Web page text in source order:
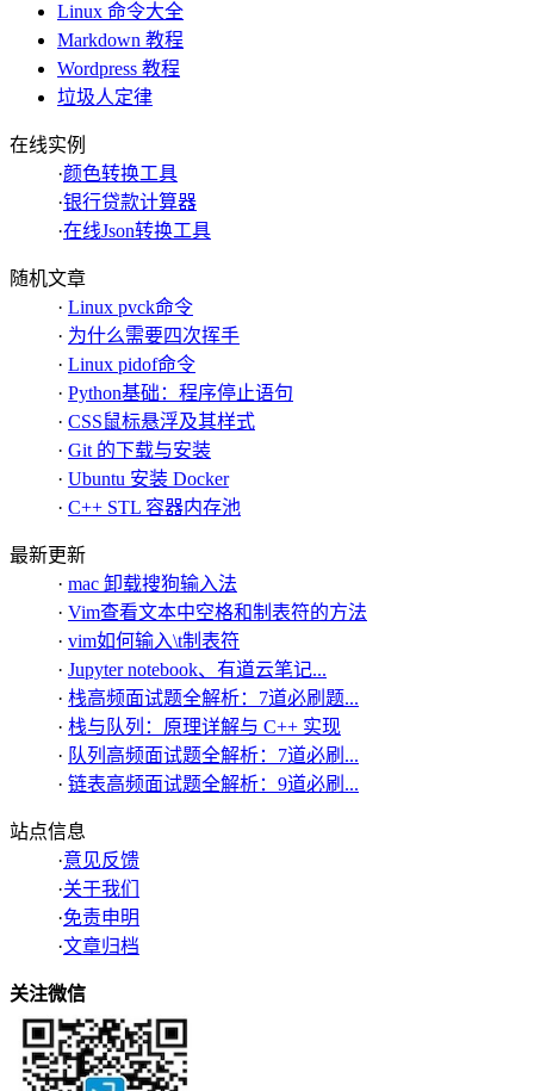
Linux 命令大全
Markdown 教程
Wordpress 教程
垃圾人定律
在线实例
·颜色转换工具
·银行贷款计算器
·在线Json转换工具
随机文章
· Linux pvck命令
· 为什么需要四次挥手
· Linux pidof命令
· Python基础：程序停止语句
· CSS鼠标悬浮及其样式
· Git 的下载与安装
· Ubuntu 安装 Docker
· C++ STL 容器内存池
最新更新
· mac 卸载搜狗输入法
· Vim查看文本中空格和制表符的方法
· vim如何输入\t制表符
· Jupyter notebook、有道云笔记...
· 栈高频面试题全解析：7道必刷题...
· 栈与队列：原理详解与 C++ 实现
· 队列高频面试题全解析：7道必刷...
· 链表高频面试题全解析：9道必刷...
站点信息
·意见反馈
·关于我们
·免责申明
·文章归档
关注微信